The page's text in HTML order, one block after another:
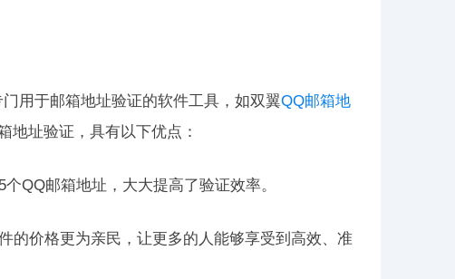
用于邮箱地址验证的软件工具，如双翼QQ邮箱地
地址验证，具有以下优点：
QQ邮箱地址，大大提高了验证效率。
的价格更为亲民，让更多的人能够享受到高效、准